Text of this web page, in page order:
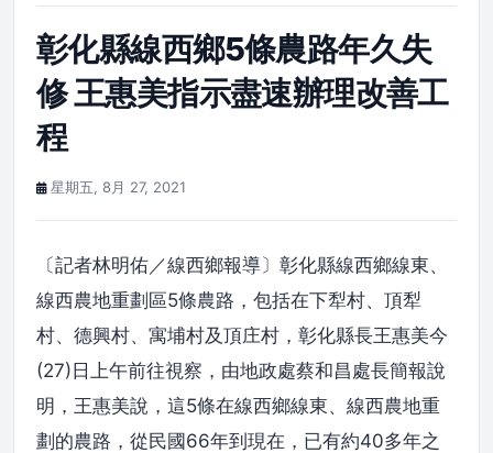
彰化縣線西鄉5條農路年久失
修 王惠美指示盡速辦理改善工
程
星期五, 8月 27, 2021
〔記者林明佑／線西鄉報導〕彰化縣線西鄉線東、
線西農地重劃區5條農路，包括在下犁村、頂犁
村、德興村、寓埔村及頂庄村，彰化縣長王惠美今
(27)日上午前往視察，由地政處蔡和昌處長簡報說
明，王惠美說，這5條在線西鄉線東、線西農地重
劃的農路，從民國66年到現在，已有約40多年之